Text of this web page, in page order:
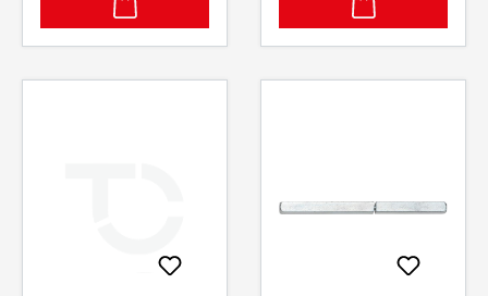
Abdeckung •
Unterkonstruktion
Türwerkstoff Holz,